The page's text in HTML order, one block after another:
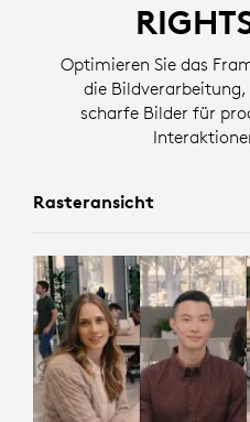
Optimieren Sie das
die
scharfe Bilder für
Rasteransicht